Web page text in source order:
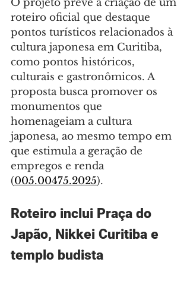
O projeto prevê a criação de um
roteiro oficial que destaque
pontos turísticos relacionados à
cultura japonesa em Curitiba,
como pontos históricos,
culturais e gastronômicos. A
proposta busca promover os
monumentos que
homenageiam a cultura
japonesa, ao mesmo tempo em
que estimula a geração de
empregos e renda
(005.00475.2025).
Roteiro inclui Praça do
Japão, Nikkei Curitiba e
templo budista